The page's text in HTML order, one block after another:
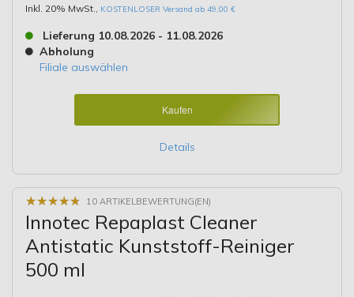
Inkl. 20% MwSt.
KOSTENLOSER Versand ab 49,00 €
Lieferung 10.08.2026 - 11.08.2026
Abholung
Filiale auswählen
Kaufen
Details
★★★★★
★★★★★ 10 ARTIKELBEWERTUNG(EN)
Innotec Repaplast Cleaner
Antistatic Kunststoff-Reiniger
500 ml